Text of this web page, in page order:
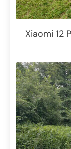
Xiaomi 12